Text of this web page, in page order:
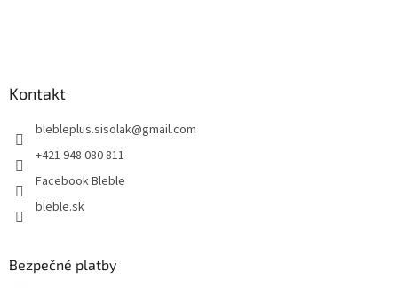
Kontakt
blebleplus.sisolak@gmail.com
+421 948 080 811
Facebook Bleble
bleble.sk
Bezpečné platby